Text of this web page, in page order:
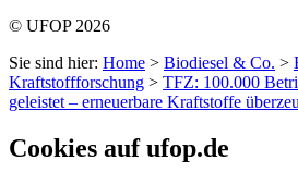
© UFOP 2026
Sie sind hier: Home > Biodiesel & Co. >
Kraftstoffforschung > TFZ: 100.000
geleistet – erneuerbare Kraftstoffe
Cookies auf ufop.de